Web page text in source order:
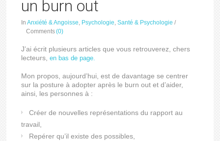
un burn out
InAnxiété & Angoisse, Psychologie,Santé & Psychologie /
Comments(0)
J’ai écrit plusieurs articles que vous retrouverez, chers
lecteurs,en bas de page.
Mon propos, aujourd’hui, est de davantage se centrer
sur la posture à adopter après le burn out et d’aider,
ainsi, les personnes à :
Créer de nouvelles représentations du rapport au
travail,
Repérer qu’il existe des possibles,